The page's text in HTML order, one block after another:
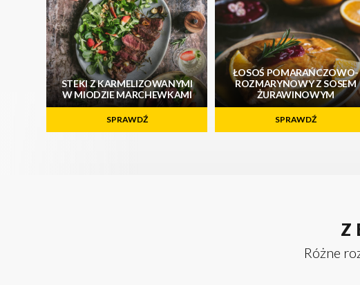
STEKI Z KARMELIZOWANYMI
W MIODZIE MARCHEWKAMI
SPRAWDŹ
ŁOSOŚ POMARAŃCZOWO-
ROZMARYNOWY Z SOSEM
ŻURAWINOWYM
SPRAWDŹ
Różne